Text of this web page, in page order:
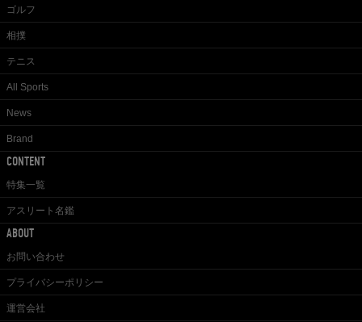
ゴルフ
相撲
テニス
All Sports
News
Brand
CONTENT
特集一覧
アスリート名鑑
ABOUT
お問い合わせ
プライバシーポリシー
運営会社